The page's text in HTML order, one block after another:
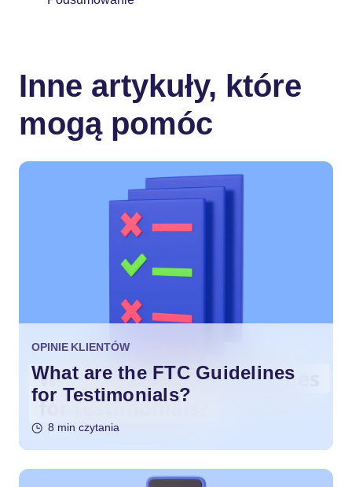
Inne artykuły, które
mogą pomóc
OPINIE KLIENTÓW
What are the FTC Guidelines
for Testimonials?
8 min czytania